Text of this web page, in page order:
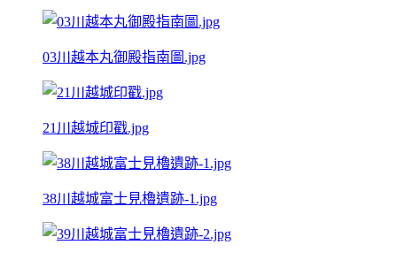
03川越本丸御殿指南圖.jpg
21川越城印戳.jpg
38川越城富士見櫓遺跡-1.jpg